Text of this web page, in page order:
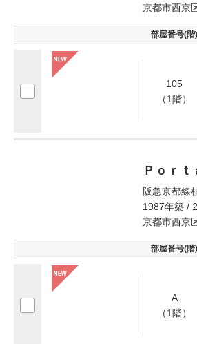
京都市西京
部屋番号(階)
105
（1階）
Ｐｏｒ
阪急京都
1987年築 /
京都市西京
部屋番号(階)
A
（1階）